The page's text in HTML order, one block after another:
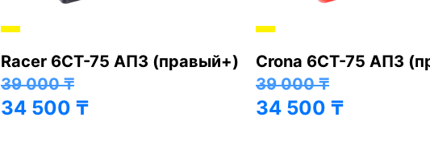
Racer 6СТ-75 АПЗ (правый+)
39 000₸
34 500 ₸
Crona 6СТ-75 АПЗ
39 000₸
34 500 ₸